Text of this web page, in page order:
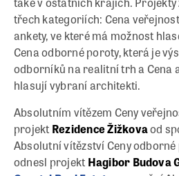
třech kategoriích: Cena
ankety, ve které má možnost
Cena odborné poroty, která je
odborníků na realitní trh a Cena
hlasují vybraní architekti.
Absolutním vítězem Ceny
projekt Rezidence Žižkovaod
Absolutní vítězství Ceny
odnesl projekt Hagibor Budova